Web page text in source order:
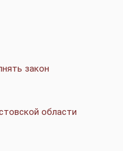
закон
области